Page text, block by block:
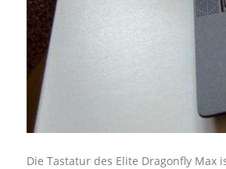
Die Tastatur des Elite Dragonfly